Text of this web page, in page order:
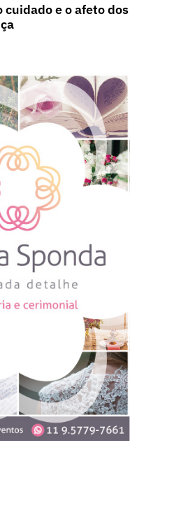
cuidado e o afeto dos